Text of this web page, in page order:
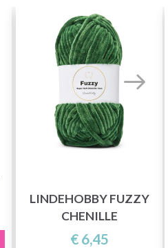
LINDEHOBBY FUZZY
CHENILLE
€ 6,45